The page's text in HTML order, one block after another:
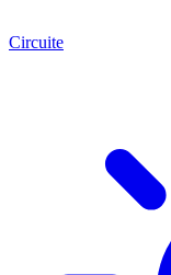
Circuite